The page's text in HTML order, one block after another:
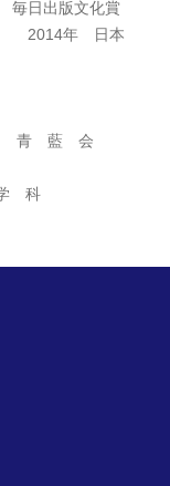
日出版文化賞
年 日本